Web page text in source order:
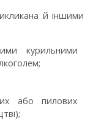
й іншими
курильними
або пилових